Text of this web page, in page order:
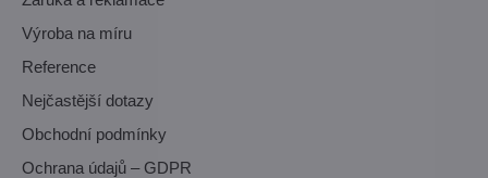
Výroba na míru
Reference
Nejčastější dotazy
Obchodní podmínky
Ochrana údajů – GDPR